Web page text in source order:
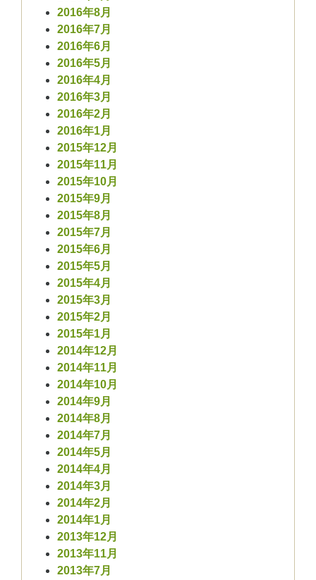
2016年8月
2016年7月
2016年6月
2016年5月
2016年4月
2016年3月
2016年2月
2016年1月
2015年12月
2015年11月
2015年10月
2015年9月
2015年8月
2015年7月
2015年6月
2015年5月
2015年4月
2015年3月
2015年2月
2015年1月
2014年12月
2014年11月
2014年10月
2014年9月
2014年8月
2014年7月
2014年5月
2014年4月
2014年3月
2014年2月
2014年1月
2013年12月
2013年11月
2013年7月